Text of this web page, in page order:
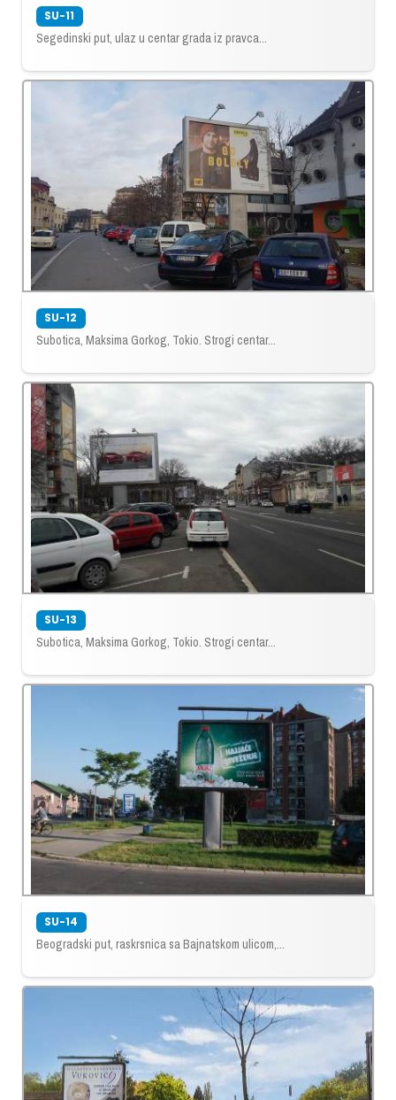
SU-11
Segedinski put, ulaz u centar grada iz pravca...
SU-12
Subotica, Maksima Gorkog, Tokio. Strogi centar...
SU-13
Subotica, Maksima Gorkog, Tokio. Strogi centar...
SU-14
Beogradski put, raskrsnica sa Bajnatskom ulicom,...